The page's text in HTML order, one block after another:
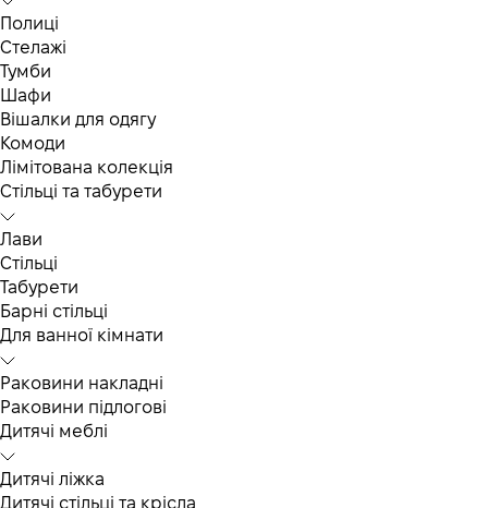
Полиці
Стелажі
Тумби
Шафи
Вішалки для одягу
Комоди
Лімітована колекція
Стільці та табурети
Лави
Стільці
Табурети
Барні стільці
Для ванної кімнати
Раковини накладні
Раковини підлогові
Дитячі меблі
Дитячі ліжка
Дитячі стільці та крісла